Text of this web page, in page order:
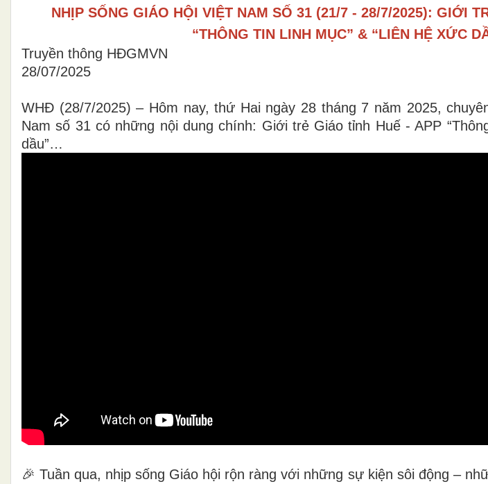
NHỊP SỐNG GIÁO HỘI VIỆT NAM SỐ 31 (21/7 - 28/7/2025): GIỚI
“THÔNG TIN LINH MỤC” & “LIÊN HỆ XỨC
Truyền thông HĐGMVN
28/07/2025
WHĐ (28/7/2025) – Hôm nay, thứ Hai ngày 28 tháng 7 năm 2025,
Nam số 31 có những nội dung chính: Giới trẻ Giáo tỉnh Huế - APP
dầu”…
🎉 Tuần qua, nhịp sống Giáo hội rộn ràng với những sự kiện sôi động –